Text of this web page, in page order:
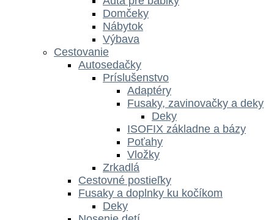
Domčeky
Nábytok
Výbava
Cestovanie
Autosedačky
Príslušenstvo
Adaptéry
Fusaky, zavinovačky a deky
Deky
ISOFIX základne a bázy
Poťahy
Vložky
Zrkadlá
Cestovné postieľky
Fusaky a doplnky ku kočíkom
Deky